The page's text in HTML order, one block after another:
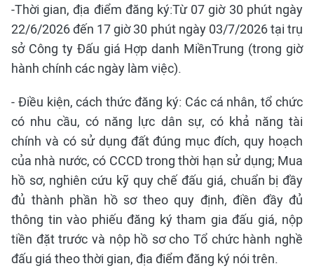
-Thời gian, địa điểm đăng ký:Từ 07 giờ 30 phút ngày
22/6/2026 đến 17 giờ 30 phút ngày 03/7/2026 tại trụ
sở Công ty Đấu giá Hợp danh MiềnTrung (trong giờ
hành chính các ngày làm việc).
- Điều kiện, cách thức đăng ký: Các cá nhân, tổ chức
có nhu cầu, có năng lực dân sự, có khả năng tài
chính và có sử dụng đất đúng mục đích, quy hoạch
của nhà nước, có CCCD trong thời hạn sử dụng; Mua
hồ sơ, nghiên cứu kỹ quy chế đấu giá, chuẩn bị đầy
đủ thành phần hồ sơ theo quy định, điền đầy đủ
thông tin vào phiếu đăng ký tham gia đấu giá, nộp
tiền đặt trước và nộp hồ sơ cho Tổ chức hành nghề
đấu giá theo thời gian, địa điểm đăng ký nói trên.